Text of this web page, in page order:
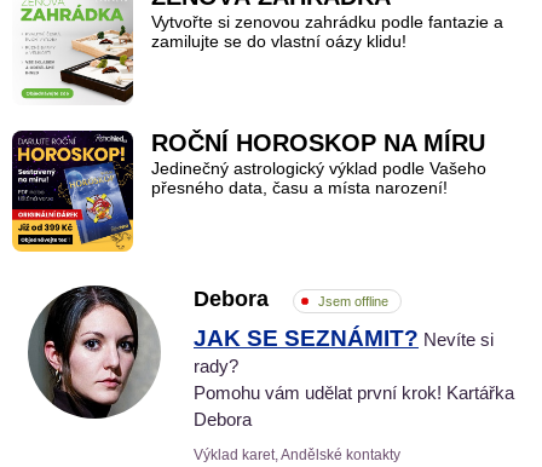
Vytvořte si zenovou zahrádku podle fantazie a
zamilujte se do vlastní oázy klidu!
ROČNÍ HOROSKOP NA MÍRU
Jedinečný astrologický výklad podle Vašeho
přesného data, času a místa narození!
Debora Jsem offline
JAK SE SEZNÁMIT? Nevíte si
rady?
Pomohu vám udělat první krok! Kartářka
Debora
Výklad karet, Andělské kontakty